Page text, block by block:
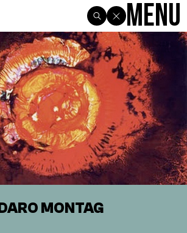
Menu
DARO MONTAG